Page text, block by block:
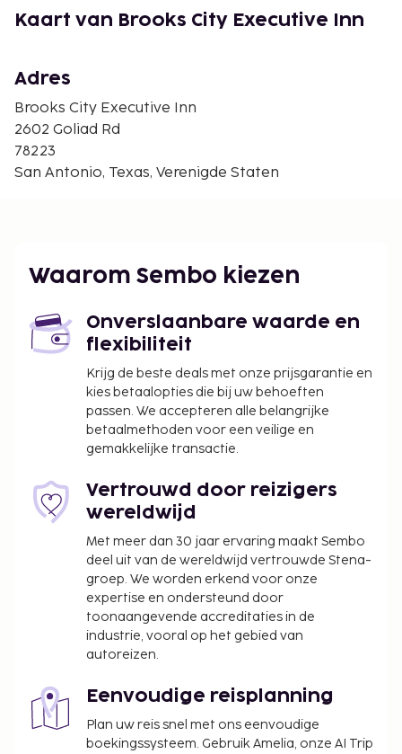
Alamodome - 8,8 km
Mission Concepcion Sports Complex - 9 km
Frost Bank Center - 9,2 km
Tower of the Americas - 9,3 km
Hemisfair - 9,3 km
De dichtsbijzijnde luchthaven is Internationale
worden betaald. De kosten kunnen inclusief
Contante schadeborg: USD 50 per verblijf
We hebben alle kosten vermeld die de
accommodatie aan ons heeft doorgegeven.
Kaart van Brooks City Executive Inn
Adres
Brooks City Executive Inn
2602 Goliad Rd
78223
San Antonio, Texas, Verenigde Staten
Waarom Sembo kiezen
Onverslaanbare waarde en
flexibiliteit
Krijg de beste deals met onze prijsgarantie en
kies betaalopties die bij uw behoeften
passen. We accepteren alle belangrijke
betaalmethoden voor een veilige en
gemakkelijke transactie.
Vertrouwd door reizigers
wereldwijd
Met meer dan 30 jaar ervaring maakt Sembo
deel uit van de wereldwijd vertrouwde Stena-
groep. We worden erkend voor onze
expertise en ondersteund door
toonaangevende accreditaties in de
industrie, vooral op het gebied van
autoreizen.
Eenvoudige reisplanning
Plan uw reis snel met ons eenvoudige
boekingssysteem. Gebruik Amelia, onze AI Trip